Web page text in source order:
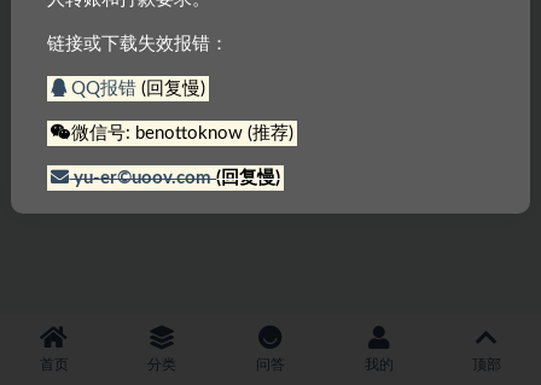
首页 分类 问答 我的 顶部
链接或下载失效报错：
QQ报错(回复慢)
微信号: benottoknow (推荐)
yu-er©uoov.com(回复慢)